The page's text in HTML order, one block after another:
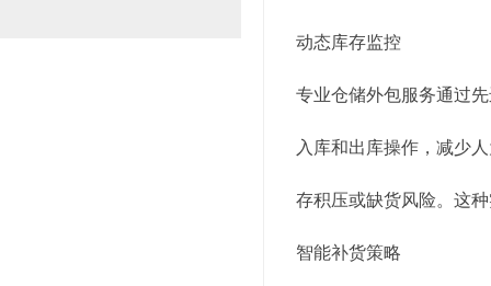
动态库存监控
专业仓储外包服务通过
入库和出库操作，减少
存积压或缺货风险。这
智能补货策略